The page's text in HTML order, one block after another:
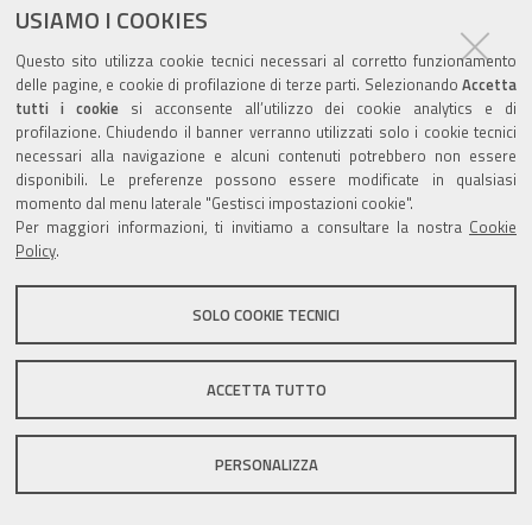
USIAMO I COOKIES
Questo sito utilizza cookie tecnici necessari al corretto funzionamento
delle pagine, e cookie di profilazione di terze parti. Selezionando Accetta
tutti i cookiesi acconsente all’utilizzo dei cookie analytics e di
profilazione. Chiudendo il banner verranno utilizzati solo i cookie tecnici
necessari alla navigazione e alcuni contenuti potrebbero non essere
disponibili. Le preferenze possono essere modificate in qualsiasi
momento dal menu laterale "Gestisci impostazioni cookie".
Per maggiori informazioni, ti invitiamo a consultare la nostra Cookie
Policy.
SOLO COOKIE TECNICI
ACCETTA TUTTO
PERSONALIZZA
Valuta questo sito
Sito istituzionale Comune di Zola Predosa
DPO|Accessibilità